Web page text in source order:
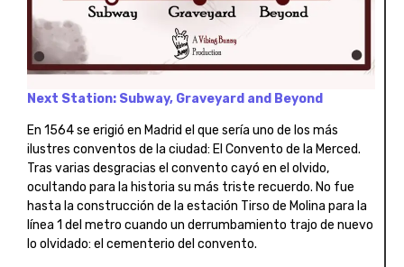
Next Station: Subway, Graveyard and Beyond
En 1564 se erigió en Madrid el que sería uno de los más
ilustres conventos de la ciudad: El Convento de la Merced.
Tras varias desgracias el convento cayó en el olvido,
ocultando para la historia su más triste recuerdo. No fue
hasta la construcción de la estación Tirso de Molina para la
línea 1 del metro cuando un derrumbamiento trajo de nuevo
lo olvidado: el cementerio del convento.